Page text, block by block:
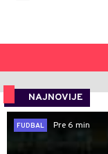
NAJNOVIJE
FUDBAL
Pre 6 min